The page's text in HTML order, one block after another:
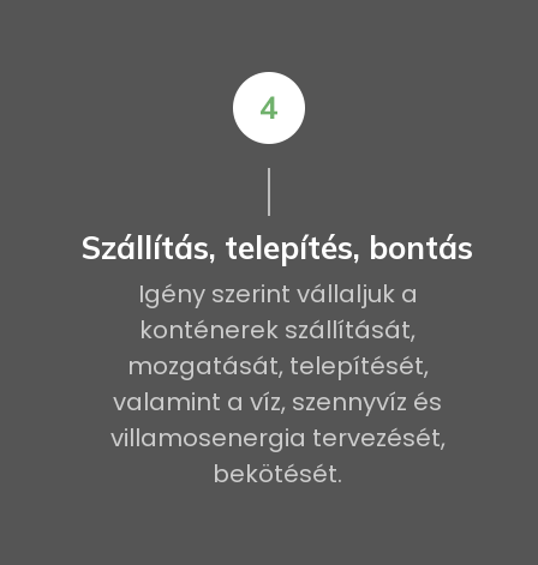
Szállítás, telepítés, bontás
Igény szerint vállaljuk a
konténerek szállítását,
mozgatását, telepítését,
valamint a víz, szennyvíz és
villamosenergia tervezését,
bekötését.